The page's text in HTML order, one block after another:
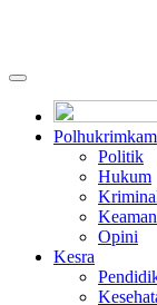
Polhukrimkam
Politik
Hukum
Opini
Kesra